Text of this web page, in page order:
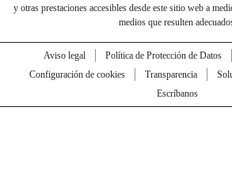
y otras prestaciones accesibles desde este sitio web a
medios que resulten
Aviso legal Política de Protección de Datos
Configuración de cookies
Transparencia
Escríbanos